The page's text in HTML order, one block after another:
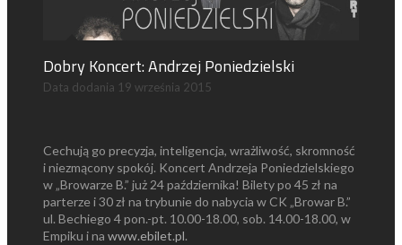
Dobry Koncert: Andrzej Poniedzielski
Data dodania 19 września 2015
Cechują go precyzja, inteligencja, wrażliwość, skromność
i niezmącony spokój. Koncert Andrzeja Poniedzielskiego
w „Browarze B.” już 24 października! Bilety po 45 zł na
parterze i 30 zł na trybunie do nabycia w CK „Browar B.”
ul. Bechiego 4 pon.-pt. 10.00-18.00, sob. 14.00-18.00, w
Empiku i na www.ebilet.pl.